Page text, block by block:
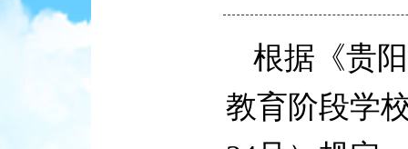
根据《贵
教育阶段学